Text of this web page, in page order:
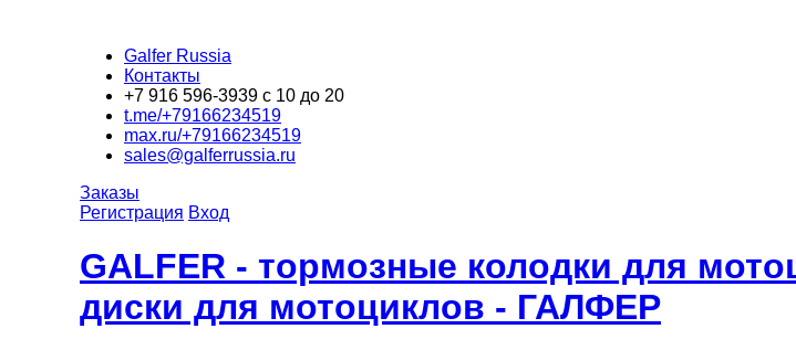
Galfer Russia
Контакты
+7 916 596-3939 с 10 до 20
t.me/+79166234519
max.ru/+79166234519
sales@galferrussia.ru
Заказы
Регистрация Вход
GALFER - тормозные колодки для
диски для мотоциклов - ГАЛФЕР